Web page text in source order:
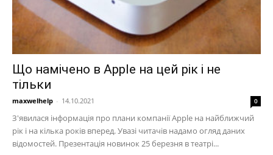
Що намічено в Apple на цей рік і не
тільки
maxwelhelp - 14.10.2021 0
З'явилася інформація про плани компанії Apple на найближчий
рік і на кілька років вперед. Увазі читачів надамо огляд даних
відомостей. Презентація новинок 25 березня в театрі...